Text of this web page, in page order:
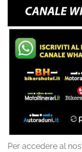
Per accedere al